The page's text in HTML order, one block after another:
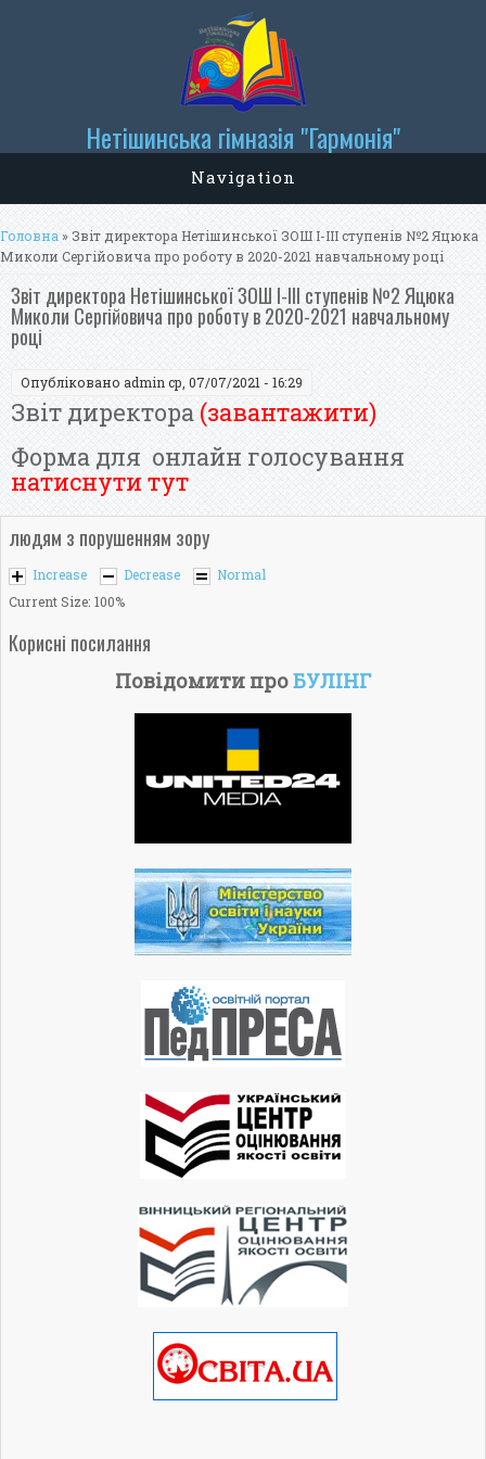
Нетішинська гімназія "Гармонія"
Navigation
Ви є тут
Головна » Звіт директора Нетішинської ЗОШ І-ІІІ ступенів №2 Яцюка
Миколи Сергійовича про роботу в 2020-2021 навчальному році
Звіт директора Нетішинської ЗОШ І-ІІІ ступенів №2 Яцюка
Миколи Сергійовича про роботу в 2020-2021 навчальному
році
Опубліковано admin ср, 07/07/2021 - 16:29
Звіт директора (завантажити)
Форма для онлайн голосування
натиснути тут
людям з порушенням зору
Increase Decrease
Normal
Current Size: 100%
Корисні посилання
Повідомити проБУЛІНГ